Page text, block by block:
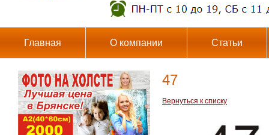
Главная О компании Статьи
47
Вернуться к списку